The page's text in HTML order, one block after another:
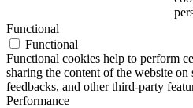
Functional
Functional
Functional cookies help to perform
sharing the content of the website
feedbacks, and other third-party
Performance